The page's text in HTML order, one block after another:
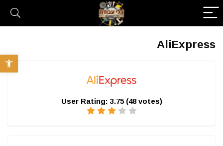
פתח
AliExpress
User Rating: 3.75 (48votes)